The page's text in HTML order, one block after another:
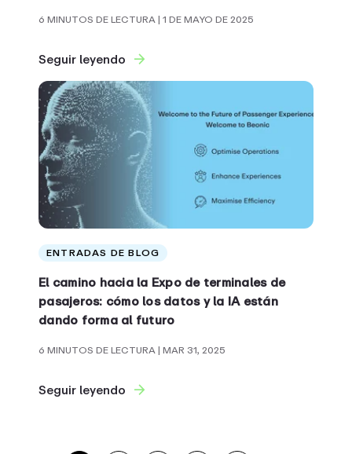
6 MINUTOS DE LECTURA| 1 DE MAYO DE 2025
Seguir leyendo
ENTRADAS DE BLOG
El camino hacia la Expo de terminales de
pasajeros: cómo los datos y la IA están
dando forma al futuro
6 MINUTOS DE LECTURA| MAR 31, 2025
Seguir leyendo